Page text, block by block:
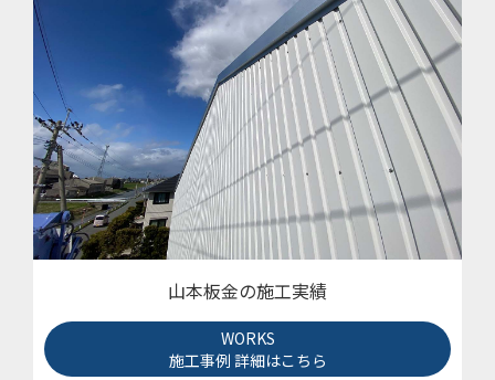
山本板金の施工実績
WORKS
施工事例 詳細はこちら